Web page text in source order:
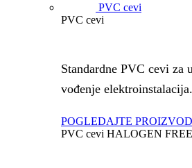
PVC cevi
PVC cevi
Standardne PVC cevi za
vođenje elektroinstalacija.
POGLEDAJTE
PVC cevi HALOGEN FREE